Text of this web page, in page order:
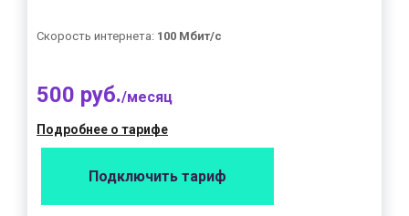
Скорость интернета: 100 Мбит/с
500 руб./месяц
Подробнее о тарифе
Подключить тариф